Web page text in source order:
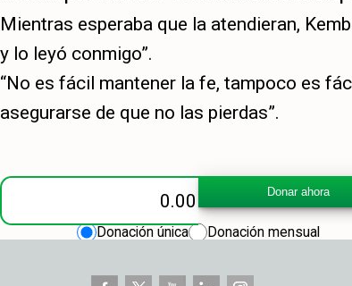
Mientras esperaba que la atendieran,
y lo leyó conmigo”.
“No es fácil mantener la fe, tampoco es
asegurarse de que no las pierdas”.
Community Medical Outreach:
Donar ahora
Donación única Donación mensual